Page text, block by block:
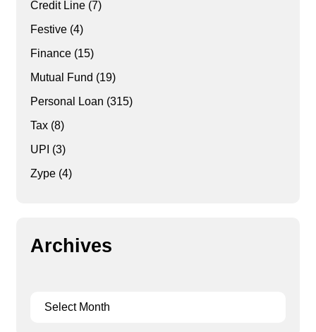
Credit Line(7)
Festive(4)
Finance(15)
Mutual Fund (19)
Personal Loan (315)
Tax(8)
UPI (3)
Zype(4)
Archives